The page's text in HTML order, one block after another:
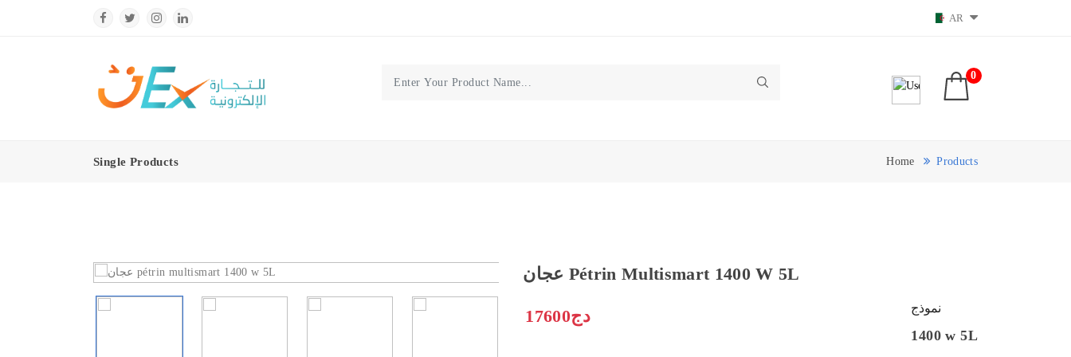
AR
0
Single Products Home Products
عجان Pétrin Multismart 1400 W 5L
17600دج نموذج
1400 w 5L